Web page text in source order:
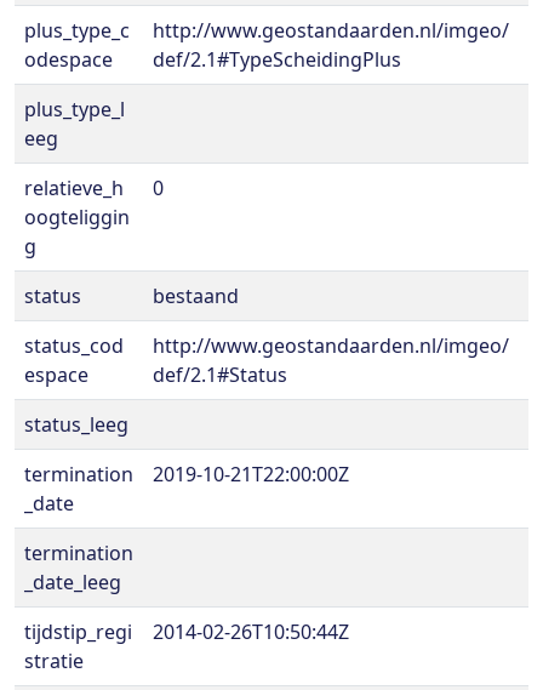
plus_type_c
odespace
http://www.geostandaarden.nl/imgeo/
def/2.1#TypeScheidingPlus
plus_type_l
eeg
relatieve_h
oogteliggin
g
0
status
bestaand
status_cod
espace
http://www.geostandaarden.nl/imgeo/
def/2.1#Status
status_leeg
termination
_date
2019-10-21T22:00:00Z
termination
_date_leeg
tijdstip_regi
stratie
2014-02-26T10:50:44Z